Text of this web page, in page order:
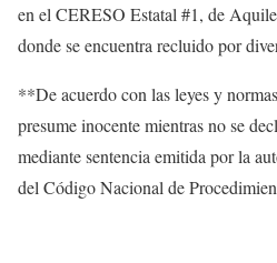
en el CERESO Estatal #1, de
donde se encuentra recluido por
**De acuerdo con las leyes y
presume inocente mientras no se
mediante sentencia emitida por la
del Código Nacional de